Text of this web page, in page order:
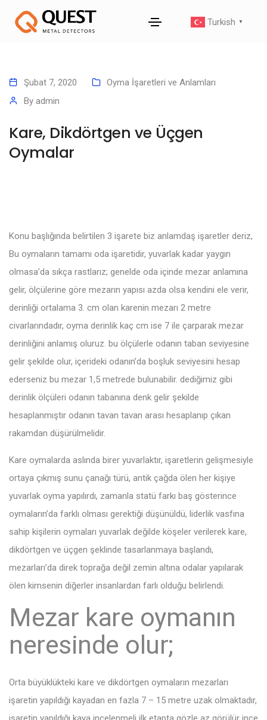
Turkish ▼
Şubat 7, 2020
Oyma İşaretleri ve Anlamları
By admin
Kare, Dikdörtgen ve Üçgen
Oymalar
Konu başlığında belirtilen 3 işarete biz anlamdaş işaretler deriz,
Bu oymaların tamamı oda işaretidir, yuvarlak kadar yaygın
olmasa’da sıkça rastlarız; genelde oda içinde mezar anlamına
gelir, ölçülerine göre mezarın yapısı azda olsa kendini ele verir,
derinliği ortalama 3. cm olan karenin mezarı 2 metre
civarlarındadır, oyma derinlik kaç cm ise 7 ile çarparak mezar
derinliğini anlamış oluruz. bu ölçülerle odanın taban seviyesine
gelir şekilde olur, içerideki odanın’da boşluk seviyesini hesap
ederseniz bu mezar 1,5 metrede bulunabilir. dediğimiz gibi
derinlik ölçüleri odanın tabanına denk gelir şekilde
hesaplanmıştır odanın tavan tavan arası hesaplanıp çıkan
rakamdan düşürülmelidir.
Kare oymalarda aslında birer yuvarlaktır, işaretlerin gelişmesiyle
ortaya çıkmış sunu çanağı türü, antik çağda ölen her kişiye
yuvarlak oyma yapılırdı, zamanla statü farkı baş gösterince
oymaların’da farklı olması gerektiği düşünüldü, liderlik vasfına
sahip kişilerin oymaları yuvarlak değilde köşeler verilerek kare,
dikdörtgen ve üçgen şeklinde tasarlanmaya başlandı,
mezarları’da direk toprağa değil zemin altına odalar yapılarak
ölen kimsenin diğerler insanlardan farlı olduğu belirlendi.
Mezar kare oymanın
neresinde olur;
Orta büyüklükteki kare ve dikdörtgen oymaların mezarları
işaretin yapıldığı kayadan en fazla 7 – 15 metre uzak olmaktadır,